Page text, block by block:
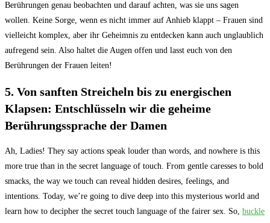
Berührungen genau beobachten und darauf achten, was sie uns sagen
wollen. Keine Sorge, wenn es nicht immer auf Anhieb klappt – Frauen sind
vielleicht komplex, aber ihr Geheimnis zu entdecken kann auch unglaublich
aufregend sein. Also haltet die Augen offen und lasst euch von den
Berührungen der Frauen leiten!
5. Von sanften Streicheln bis zu energischen
Klapsen: Entschlüsseln wir die geheime
Berührungssprache der Damen
Ah, Ladies! They say actions speak louder than words, and nowhere is this
more true than in the secret language of touch. From gentle caresses to bold
smacks, the way we touch can reveal hidden desires, feelings, and
intentions. Today, we’re going to dive deep into this mysterious world and
learn how to decipher the secret touch language of the fairer sex. So, buckle